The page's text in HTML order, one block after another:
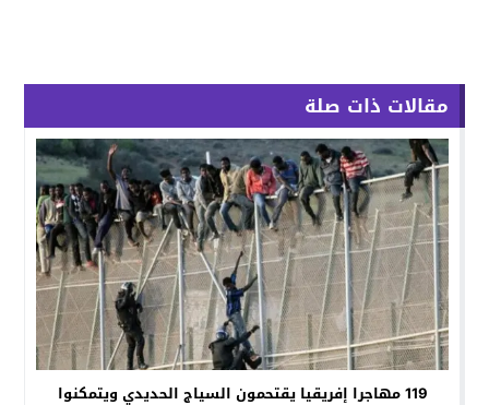
مقالات ذات صلة
119 مهاجرا إفريقيا يقتحمون السياج الحديدي ويتمكنوا